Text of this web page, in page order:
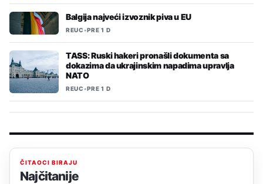
Balgija najveći izvoznik piva u EU
REUC•PRE 1 D
TASS: Ruski hakeri pronašli dokumenta sa
dokazima da ukrajinskim napadima upravlja
NATO
REUC•PRE 1 D
ČITAOCI BIRAJU
Najčitanije